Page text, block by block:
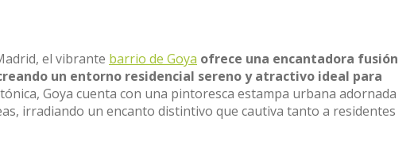
el vibrante barrio de Goya ofrece una encantadora fusión
un entorno residencial sereno y atractivo ideal para
Goya cuenta con una pintoresca estampa urbana adornada
irradiando un encanto distintivo que cautiva tanto a residentes